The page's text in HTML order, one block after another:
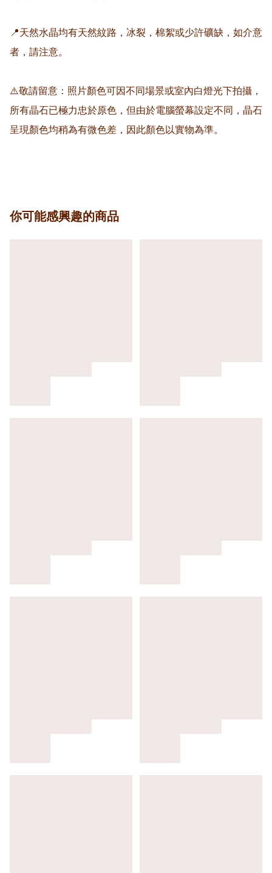
📍天然水晶均有天然紋路，冰裂，棉絮或少許礦缺，如介意
者，請注意。
⚠️敬請留意：照片顏色可因不同場景或室內白燈光下拍攝，
所有晶石已極力忠於原色，但由於電腦螢幕設定不同，晶石
呈現顏色均稍為有微色差，因此顏色以實物為準。
你可能感興趣的商品